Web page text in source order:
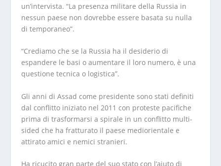
un’intervista. “La presenza militare della Russia in
nessun paese non dovrebbe essere basata su nulla
di temporaneo”.
“Crediamo che se la Russia ha il desiderio di
espandere le basi o aumentare il loro numero, è una
questione tecnica o logistica”.
Gli anni di Assad come presidente sono stati definiti
dal conflitto iniziato nel 2011 con proteste pacifiche
prima di trasformarsi a spirale in un conflitto multi-
sided che ha fratturato il paese mediorientale e
attirato amici e nemici stranieri.
Ha ricucito gran parte del suo stato con l’aiuto di